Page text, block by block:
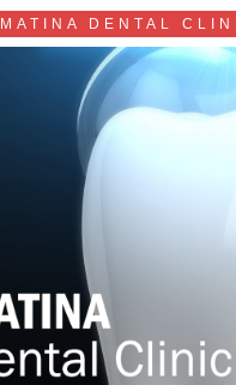
MATINA DENTAL